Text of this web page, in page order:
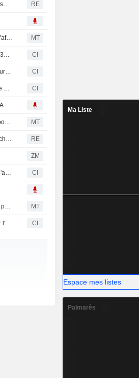
Retrait d'une alerte d'American News Group associée par erreur à plusieurs sociétés RE
Hecla Mining bascule dans le rouge au T1 malgré la hausse de son chiffre d'affaires MT
Hecla Mining Company publie ses résultats pour le premier trimestre clos le 31 mars 2026 CI
Hecla Mining Company déclare un dividende trimestriel, payable aux alentours du 10 juin 2026 CI
Hecla Mining Company publie ses résultats de production consolidés pour le premier trimestre 2026 CI
Transcript : Hecla Mining Company Presents at Mining Forum Europe 2026, Apr-14-2026 09:40 AM
Hecla Mining finalise la cession de la mine Casa Berardi et annonce le remboursement de 263 millions de dollars de billets seniors MT
Hecla Mining Company finalise la cession de Casa Berardi et annonce le rachat de ses obligations de premier rang RE
ZM
Hecla Mining Company annonce des changements au sein de son conseil d'administration et de ses comités, effectifs au 19 février 2026 CI
Hecla Mining publie ses résultats du quatrième trimestre ; le chiffre d'affaires progresse MT
Hecla Mining Company publie ses perspectives de résultats consolidés pour l'année 2026 CI
Ma Liste
Espace mes listes
Palmarès